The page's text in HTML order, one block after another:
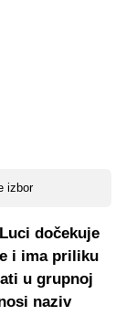
izbor
dočekuje
i ima priliku
u grupnoj
naziv